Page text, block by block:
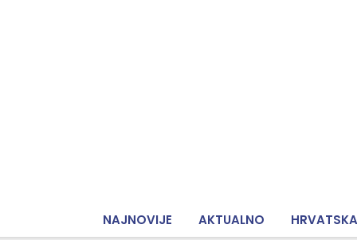
NAJNOVIJE AKTUALNO HRVATSKA